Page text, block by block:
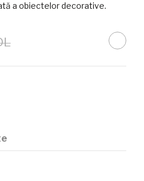
a obiectelor decorative.